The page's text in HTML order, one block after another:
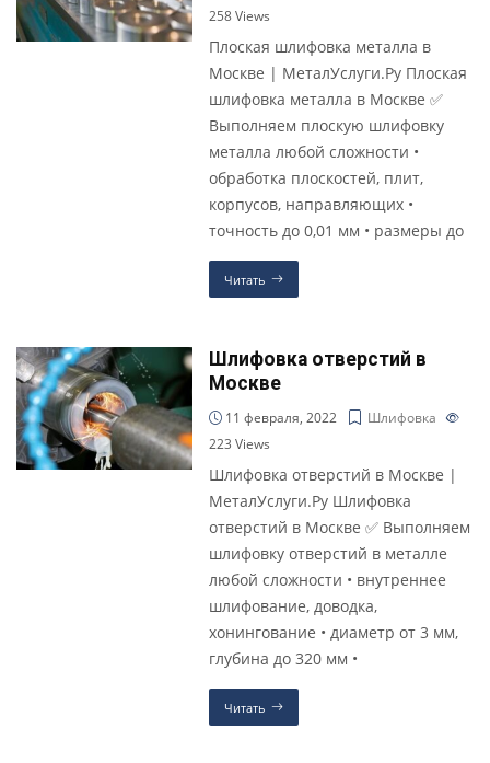
258Views
Плоская шлифовка металла в
Москве | МеталУслуги.Ру Плоская
шлифовка металла в Москве ✅
Выполняем плоскую шлифовку
металла любой сложности •
обработка плоскостей, плит,
корпусов, направляющих •
точность до 0,01 мм • размеры до
Читать
Шлифовка отверстий в
Москве
11 февраля, 2022
Шлифовка
223Views
Шлифовка отверстий в Москве |
МеталУслуги.Ру Шлифовка
отверстий в Москве ✅ Выполняем
шлифовку отверстий в металле
любой сложности • внутреннее
шлифование, доводка,
хонингование • диаметр от 3 мм,
глубина до 320 мм •
Читать